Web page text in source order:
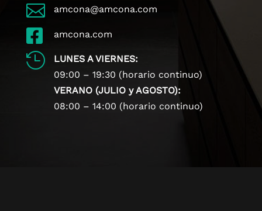
 amcona@amcona.com
 amcona.com

LUNES A VIERNES:
09:00 – 19:30 (horario continuo)
VERANO (JULIO y AGOSTO):
08:00 – 14:00 (horario continuo)